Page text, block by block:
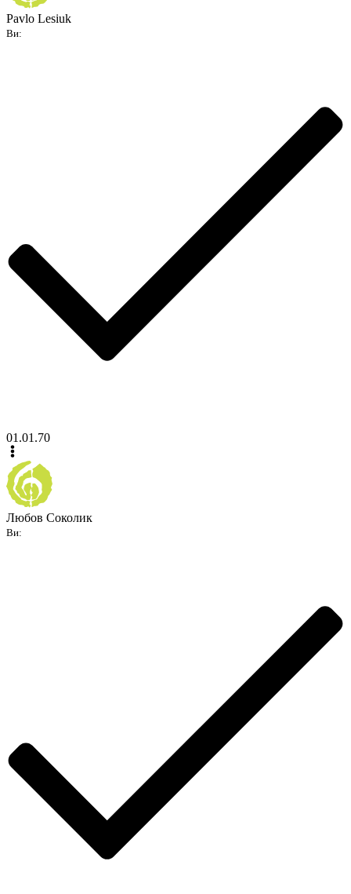
Pavlo Lesiuk
Ви:
01.01.70
Любов Соколик
Ви: